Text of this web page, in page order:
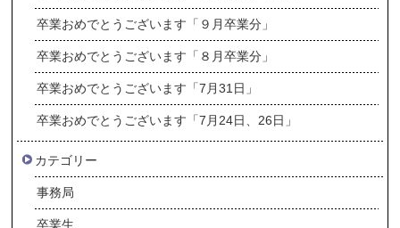
卒業おめでとうございます「９月卒業分」
卒業おめでとうございます「８月卒業分」
卒業おめでとうございます「7月31日」
卒業おめでとうございます「7月24日、26日」
カテゴリー
事務局
卒業生